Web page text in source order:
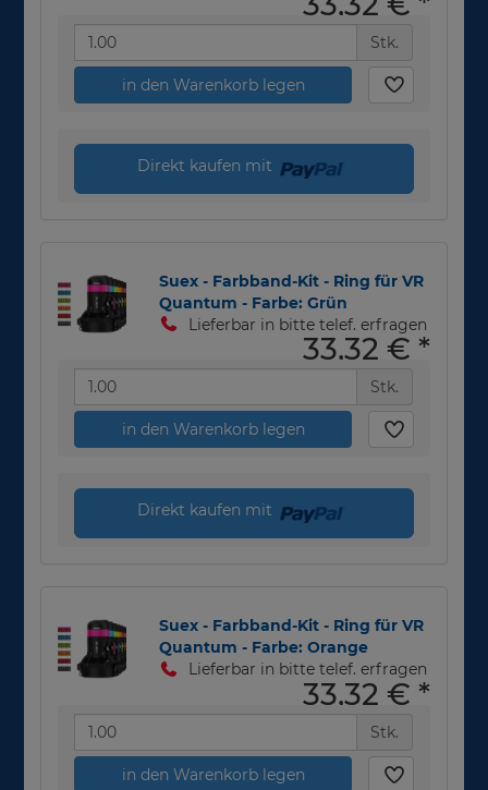
Stk.
in den Warenkorb legen
Direkt kaufen mit
Suex - Farbband-Kit - Ring für VR
Quantum - Farbe: Grün
Lieferbar in bitte telef. erfragen
33,32 € *
Stk.
in den Warenkorb legen
Direkt kaufen mit
Suex - Farbband-Kit - Ring für VR
Quantum - Farbe: Orange
Lieferbar in bitte telef. erfragen
33,32 € *
Stk.
in den Warenkorb legen